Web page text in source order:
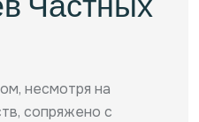
несмотря на
сопряжено с